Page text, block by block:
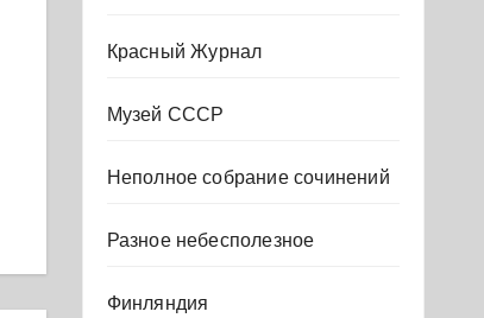
Красный Журнал
Музей СССР
Неполное собрание сочинений
Разное небесполезное
Финляндия